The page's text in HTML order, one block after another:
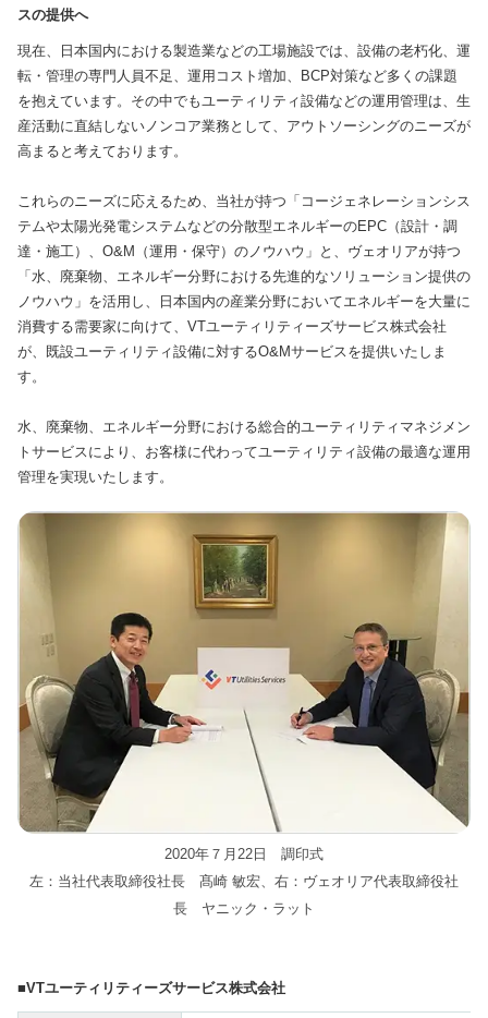
スの提供へ
現在、日本国内における製造業などの工場施設では、設備の老朽化、運
転・管理の専門人員不足、運用コスト増加、BCP対策など多くの課題
を抱えています。その中でもユーティリティ設備などの運用管理は、生
産活動に直結しないノンコア業務として、アウトソーシングのニーズが
高まると考えております。
これらのニーズに応えるため、当社が持つ「コージェネレーションシス
テムや太陽光発電システムなどの分散型エネルギーのEPC（設計・調
達・施工）、O&M（運用・保守）のノウハウ」と、ヴェオリアが持つ
「水、廃棄物、エネルギー分野における先進的なソリューション提供の
ノウハウ」を活用し、日本国内の産業分野においてエネルギーを大量に
消費する需要家に向けて、VTユーティリティーズサービス株式会社
が、既設ユーティリティ設備に対するO&Mサービスを提供いたしま
す。
水、廃棄物、エネルギー分野における総合的ユーティリティマネジメン
トサービスにより、お客様に代わってユーティリティ設備の最適な運用
管理を実現いたします。
2020年７月22日 調印式
左：当社代表取締役社長 髙崎 敏宏、右：ヴェオリア代表取締役社
長 ヤニック・ラット
■VTユーティリティーズサービス株式会社